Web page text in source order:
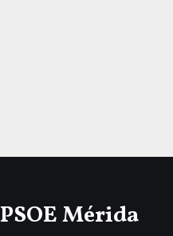
PSOE Mérida